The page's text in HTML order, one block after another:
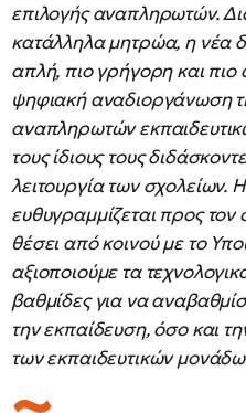
επιλογής αναπληρωτών.
κατάλληλα μητρώα, η νέα
απλή, πιο γρήγορη και πιο
ψηφιακή αναδιοργάνωση
αναπληρωτών
τους ίδιους τους
λειτουργία των σχολείων.
ευθυγραμμίζεται προς
θέσει από κοινού με το
αξιοποιούμε τα
βαθμίδες για να
την εκπαίδευση, όσο και
των εκπαιδευτικών